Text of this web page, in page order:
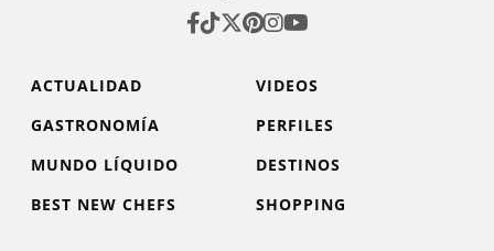
ACTUALIDAD
VIDEOS
GASTRONOMÍA
PERFILES
MUNDO LÍQUIDO
DESTINOS
BEST NEW CHEFS
SHOPPING